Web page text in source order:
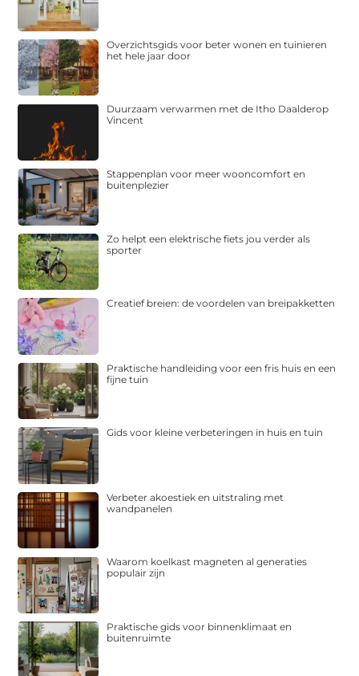
Overzichtsgids voor beter wonen en tuinieren
het hele jaar door
Duurzaam verwarmen met de Itho Daalderop
Vincent
Stappenplan voor meer wooncomfort en
buitenplezier
Zo helpt een elektrische fiets jou verder als
sporter
Creatief breien: de voordelen van breipakketten
Praktische handleiding voor een fris huis en een
fijne tuin
Gids voor kleine verbeteringen in huis en tuin
Verbeter akoestiek en uitstraling met
wandpanelen
Waarom koelkast magneten al generaties
populair zijn
Praktische gids voor binnenklimaat en
buitenruimte